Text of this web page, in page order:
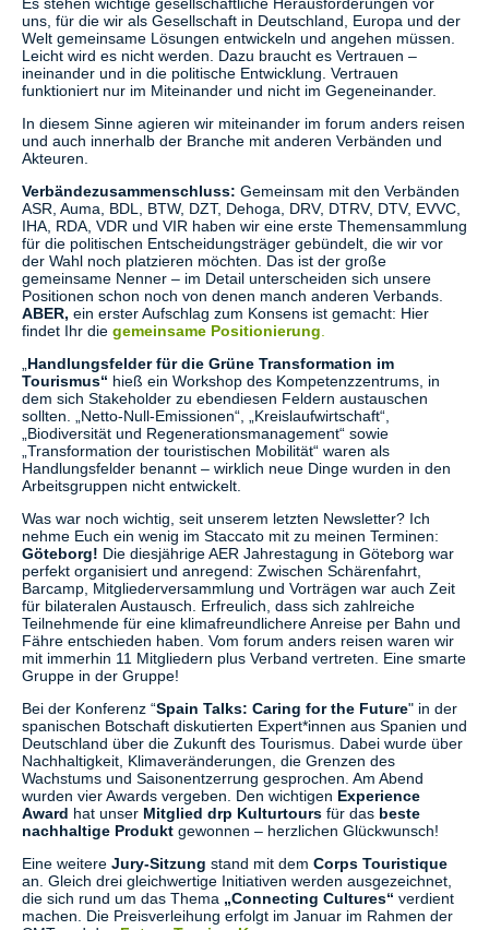
uns, für die wir als Gesellschaft in Deutschland, Europa und der
Welt gemeinsame Lösungen entwickeln und angehen müssen.
Leicht wird es nicht werden. Dazu braucht es Vertrauen –
ineinander und in die politische Entwicklung. Vertrauen
funktioniert nur im Miteinander und nicht im Gegeneinander.
In diesem Sinne agieren wir miteinander im forum anders reisen
und auch innerhalb der Branche mit anderen Verbänden und
Akteuren.
Verbändezusammenschluss: Gemeinsam mit den Verbänden
ASR, Auma, BDL, BTW, DZT, Dehoga, DRV, DTRV, DTV, EVVC,
IHA, RDA, VDR und VIR haben wir eine erste Themensammlung
für die politischen Entscheidungsträger gebündelt, die wir vor
der Wahl noch platzieren möchten. Das ist der große
gemeinsame Nenner – im Detail unterscheiden sich unsere
Positionen schon noch von denen manch anderen Verbands.
ABER, ein erster Aufschlag zum Konsens ist gemacht: Hier
findet Ihr die gemeinsame Positionierung
Handlungsfelder für die Grüne Transformation im
Tourismus“ hieß ein Workshop des Kompetenzzentrums, in
dem sich Stakeholder zu ebendiesen Feldern austauschen
sollten. „Netto-Null-Emissionen“, „Kreislaufwirtschaft“,
„Biodiversität und Regenerationsmanagement“ sowie
„Transformation der touristischen Mobilität“ waren als
Handlungsfelder benannt – wirklich neue Dinge wurden in den
Arbeitsgruppen nicht entwickelt.
Was war noch wichtig, seit unserem letzten Newsletter? Ich
nehme Euch ein wenig im Staccato mit zu meinen Terminen:
Göteborg! Die diesjährige AER Jahrestagung in Göteborg war
perfekt organisiert und anregend: Zwischen Schärenfahrt,
Barcamp, Mitgliederversammlung und Vorträgen war auch Zeit
für bilateralen Austausch. Erfreulich, dass sich zahlreiche
Teilnehmende für eine klimafreundlichere Anreise per Bahn und
Fähre entschieden haben. Vom forum anders reisen waren wir
mit immerhin 11 Mitgliedern plus Verband vertreten. Eine smarte
Gruppe in der Gruppe!
Bei der Konferenz “Spain Talks: Caring for the Future" in der
spanischen Botschaft diskutierten Expert*innen aus Spanien und
Deutschland über die Zukunft des Tourismus. Dabei wurde über
Nachhaltigkeit, Klimaveränderungen, die Grenzen des
Wachstums und Saisonentzerrung gesprochen. Am Abend
wurden vier Awards vergeben. Den wichtigen Experience
Award hat unser Mitglied drp Kulturtours für das beste
nachhaltige Produkt gewonnen – herzlichen Glückwunsch!
Eine weitere Jury-Sitzung stand mit dem Corps Touristique
an. Gleich drei gleichwertige Initiativen werden ausgezeichnet,
die sich rund um das Thema „Connecting Cultures“ verdient
machen. Die Preisverleihung erfolgt im Januar im Rahmen der